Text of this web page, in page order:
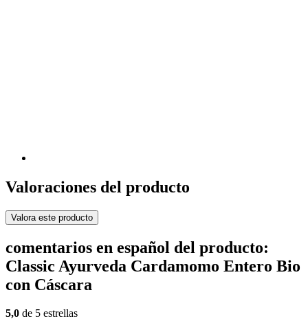
Valoraciones del producto
Valora este producto
comentarios en español del producto:
Classic Ayurveda Cardamomo Entero Bio
con Cáscara
5,0 de 5 estrellas